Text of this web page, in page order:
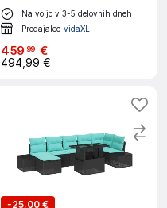
Na voljo v 3-5 delovnih dneh
Prodajalec vidaXL
459 99 €
494,99 €
-25,00 €